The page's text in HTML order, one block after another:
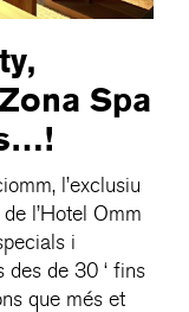
Spa
l’exclusiu
l’Hotel Omm
i
des de 30 ‘ fins
que més et